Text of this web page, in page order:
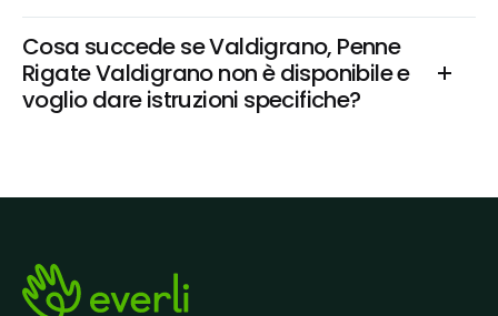
Cosa succede se Valdigrano, Penne
Rigate Valdigrano non è disponibile e
voglio dare istruzioni specifiche?